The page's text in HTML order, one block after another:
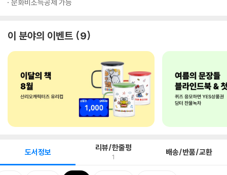
문화비소득공제 가능
이 분야의 이벤트 9
도서정보 리뷰/한줄평
1 배송/반품/교환